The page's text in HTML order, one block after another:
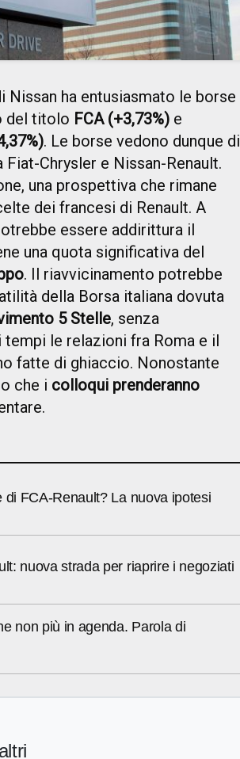
Nissan ha entusiasmato le borse
del titolo FCA (+3,73%) e
. Le borse vedono dunque di
Chrysler e Nissan-Renault.
una prospettiva che rimane
dei francesi di Renault. A
essere addirittura il
una quota significativa del
. Il riavvicinamento potrebbe
della Borsa italiana dovuta
5 Stelle, senza
le relazioni fra Roma e il
fatte di ghiaccio. Nonostante
che i colloqui prenderanno
di FCA-Renault? La nuova ipotesi
nuova strada per riaprire i negoziati
non più in agenda. Parola di